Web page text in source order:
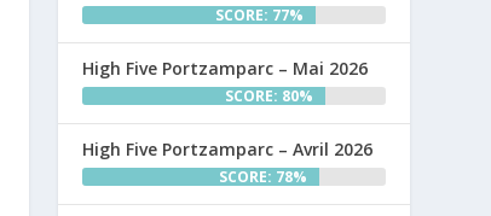
SCORE: 77%
High Five Portzamparc – Mai 2026
SCORE: 80%
High Five Portzamparc – Avril 2026
SCORE: 78%